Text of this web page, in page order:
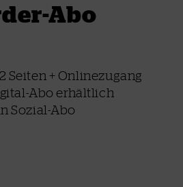
Abo
Seiten + Onlinezugang
Abo erhältlich
Sozial-Abo